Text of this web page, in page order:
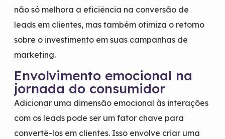
não só melhora a eficiência na conversão de
leads em clientes, mas também otimiza o retorno
sobre o investimento em suas campanhas de
marketing.
Envolvimento emocional na
jornada do consumidor
Adicionar uma dimensão emocional às interações
com os leads pode ser um fator chave para
convertê-los em clientes. Isso envolve criar uma